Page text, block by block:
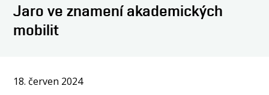
JAKÉ PROJEKTY U NÁS ŘEŠÍME
JAK S NÁMI SPOLUPRACOVAT
O NÁS
Jaro ve znamení akademických
mobilit
18. červen 2024